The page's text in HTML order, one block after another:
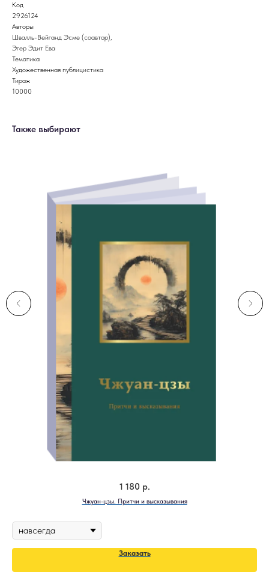
Код
2926124
Авторы
Швалль-Вейганд Эсме (соавтор),
Эгер Эдит Ева
Тематика
Художественная публицистика
Тираж
10000
Также выбирают
Чжуан-цзы. Притчи и высказывания
1 180 р.
Заказать